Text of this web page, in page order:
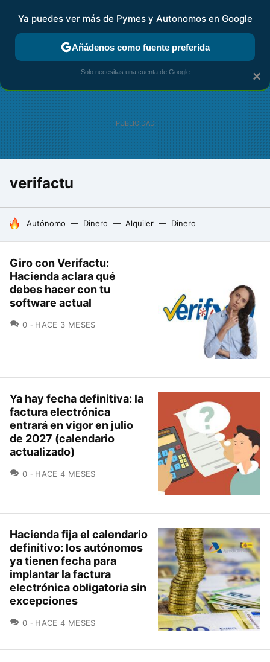
FISCALIDAD Y CONTABILIDAD KIT DIGITAL RENTA
verifactu
HOY SE HABLA DE
Autónomo Dinero Alquiler Dinero
Giro con Verifactu:
Hacienda aclara qué
debes hacer con tu
software actual
0 COMENTARIOS
HACE 3 MESES
Ya hay fecha definitiva: la
factura electrónica
entrará en vigor en julio
de 2027 (calendario
actualizado)
0 COMENTARIOS
HACE 4 MESES
Hacienda fija el calendario
definitivo: los autónomos
ya tienen fecha para
implantar la factura
electrónica obligatoria sin
excepciones
0 COMENTARIOS
HACE 4 MESES
×
Ya puedes ver más de Pymes y Autonomos en Google
Añádenos como fuente preferida
Solo necesitas una cuenta de Google